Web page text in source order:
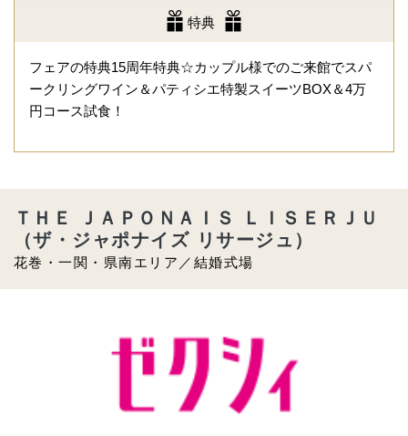
特典
フェアの特典15周年特典☆カップル様でのご来館でスパ
ークリングワイン＆パティシエ特製スイーツBOX＆4万
円コース試食！
花巻・一関・県南エリア／結婚式場
ＴＨＥ ＪＡＰＯＮＡＩＳ ＬＩＳＥＲＪＵ
（ザ・ジャポナイズ リサージュ）